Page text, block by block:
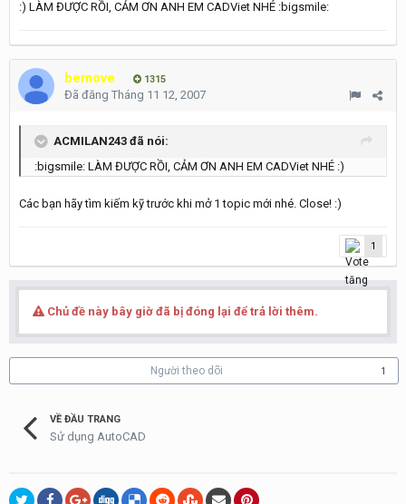
:) LÀM ĐƯỢC RỒI, CẢM ƠN ANH EM CADViet NHÉ :bigsmile:
bemove 1315
Đã đăng Tháng 11 12, 2007
ACMILAN243 đã nói:
:bigsmile: LÀM ĐƯỢC RỒI, CẢM ƠN ANH EM CADViet NHÉ :)
Các bạn hãy tìm kiếm kỹ trước khi mở 1 topic mới nhé. Close! :)
1
Chủ đề này bây giờ đã bị đóng lại để trả lời thêm.
Người theo dõi 1
VỀ ĐẦU TRANG
Sử dụng AutoCAD